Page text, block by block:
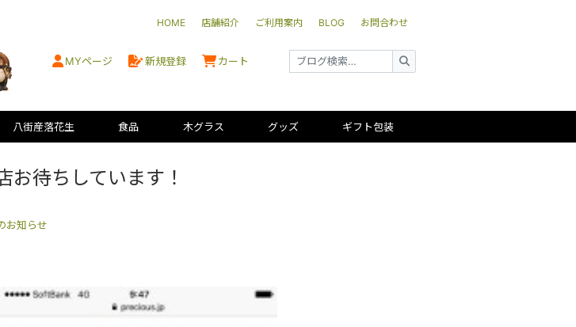
HOME 店舗紹介 ご利用案内 BLOG お問合わせ
MYページ 新規登録 カート
八街産落花生 食品 木グラス グッズ ギフト包装
お待ちしています！
お知らせ